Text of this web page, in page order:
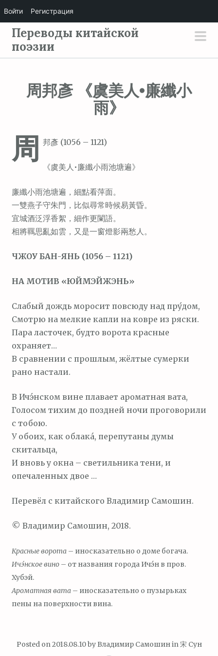
р
Переводы китайской
поэзии
周邦彥 《虞美人•廉纖小
雨》
周 邦彥 (1056 – 1121)
《虞美人•廉纖小雨池塘遍》
廉纖小雨池塘遍，細點看萍面。
一雙燕子守朱門，比似尋常時候易黃昏。
宜城酒泛浮香絮，細作更闌語。
相將羈思亂如雲，又是一窗燈影兩愁人。
ЧЖОУ БАН-ЯНЬ (1056 – 1121)
НА МОТИВ «ЮЙМЭЙЖЭНЬ»
Слабый дождь моросит повсюду над пру́дом,
Смотрю на мелкие капли на ковре из ряски.
Пара ласточек, будто ворота красные
охраняет…
В сравнении с прошлым, жёлтые сумерки
рано настали.
В Ичэ́нском вине плавает ароматная вата,
Голосом тихим до поздней ночи проговорили
с тобою.
У обоих, как облака́, перепутаны думы
скитальца,
И вновь у окна – светильника тени, и
опечаленных двое …
Перевёл с китайского Владимир Самошин.
© Владимир Самошин, 2018.
Красные ворота – иносказательно о доме богача.
Ичэ́нское вино – от названия города Ичэ́н в пров.
Хубэй.
Ароматная вата – иносказательно о пузырьках
пены на поверхности вина.
Posted on 2018.08.10by Владимир Самошинin 宋 Сун
Войти Регистрация